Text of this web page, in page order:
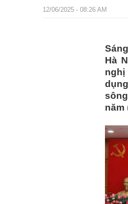
12/06/2025 - 08:26 AM
Hà
năm